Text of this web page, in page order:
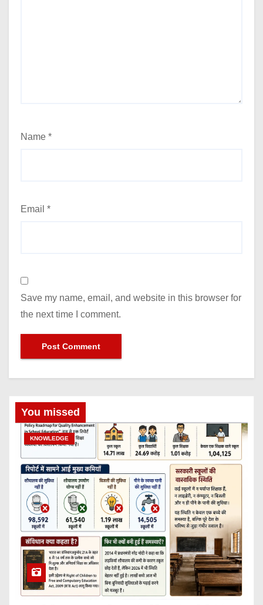
Name *
Email *
Save my name, email, and website in this browser for
the next time I comment.
You missed
KNOWLEDGE